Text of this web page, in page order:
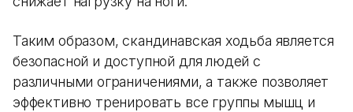
Таким образом, скандинавская ходьба является
безопасной и доступной для людей с
различными ограничениями, а также позволяет
эффективно тренировать все группы мышц и